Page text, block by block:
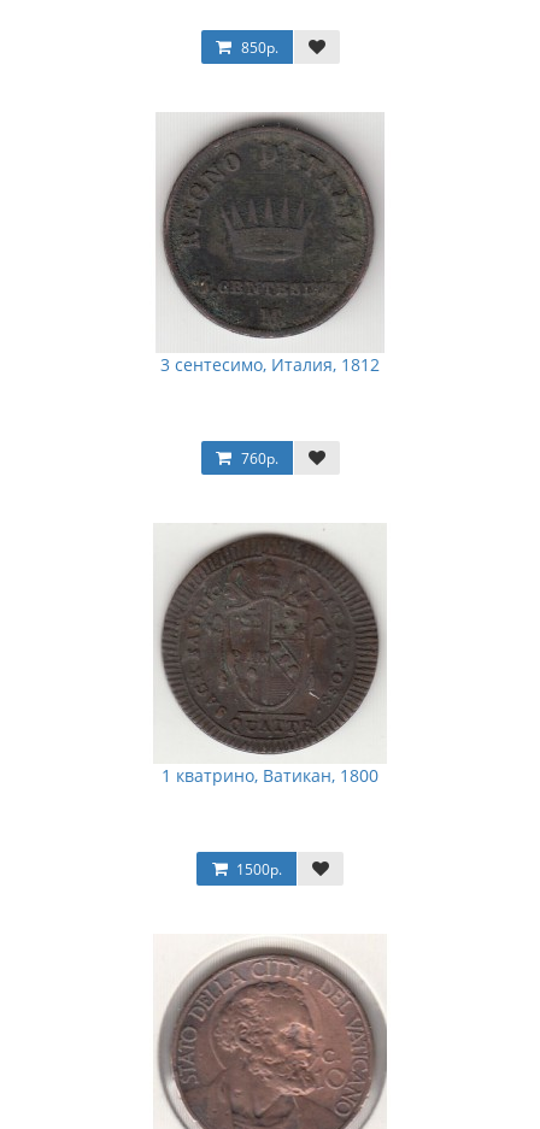
850р.
3 сентесимо, Италия, 1812
760р.
1 кватрино, Ватикан, 1800
1500р.